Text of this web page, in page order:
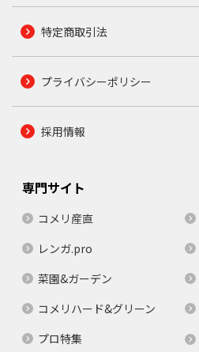
特定商取引法
プライバシーポリシー
採用情報
専門サイト
コメリ産直
レンガ.pro
菜園&ガーデン
コメリハード&グリーン
プロ特集